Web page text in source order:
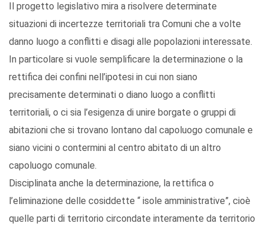
Il progetto legislativo mira a risolvere determinate
situazioni di incertezze territoriali tra Comuni che a volte
danno luogo a conflitti e disagi alle popolazioni interessate.
In particolare si vuole semplificare la determinazione o la
rettifica dei confini nell’ipotesi in cui non siano
precisamente determinati o diano luogo a conflitti
territoriali, o ci sia l’esigenza di unire borgate o gruppi di
abitazioni che si trovano lontano dal capoluogo comunale e
siano vicini o contermini al centro abitato di un altro
capoluogo comunale.
Disciplinata anche la determinazione, la rettifica o
l’eliminazione delle cosiddette “ isole amministrative”, cioè
quelle parti di territorio circondate interamente da territorio